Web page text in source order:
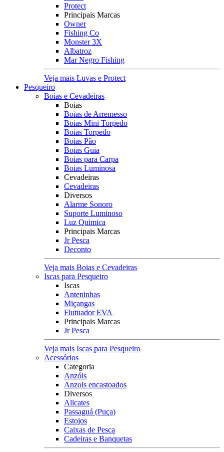
Protect
Principais Marcas
Owner
Fishing Co
Monster 3X
Albatroz
Mar Negro Fishing
Veja mais Luvas e Protect
Pesqueiro
Boias e Cevadeiras
Boias
Boias de Arremesso
Boias Mini Torpedo
Boias Torpedo
Boias Pão
Boias Guia
Boias para Carpa
Boias Luminosa
Cevadeiras
Cevadeiras
Diversos
Alarme Sonoro
Suporte Luminoso
Luz Quimica
Principais Marcas
Jr Pesca
Deconto
Veja mais Boias e Cevadeiras
Iscas para Pesqueiro
Iscas
Anteninhas
Miçangas
Flutuador EVA
Principais Marcas
Jr Pesca
Veja mais Iscas para Pesqueiro
Acessórios
Categoria
Anzóis
Anzois encastoados
Diversos
Alicates
Passaguá (Puça)
Estojos
Caixas de Pesca
Cadeiras e Banquetas